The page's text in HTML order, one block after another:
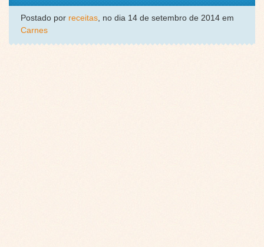
Postado por receitas, no dia 14 de setembro de 2014 em
Carnes